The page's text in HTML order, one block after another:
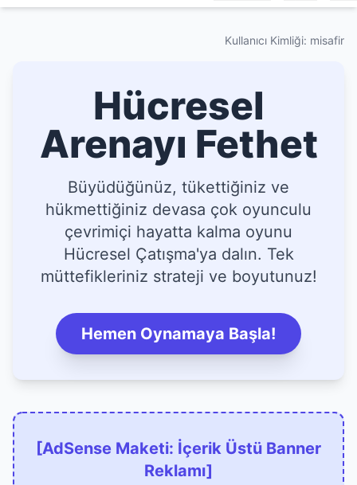
Kullanıcı Kimliği: misafir
Hücresel
Arenayı Fethet
Büyüdüğünüz, tükettiğiniz ve
hükmettiğiniz devasa çok oyunculu
çevrimiçi hayatta kalma oyunu
Hücresel Çatışma'ya dalın. Tek
müttefikleriniz strateji ve boyutunuz!
Hemen Oynamaya Başla!
[AdSense Maketi: İçerik Üstü Banner
Reklamı]